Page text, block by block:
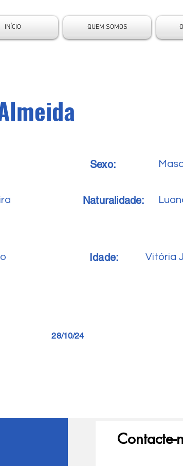
INÍCIO QUEM SOMOS
Sexo:
Naturalidade:
Idade: Vitória
28/10/24
Contacte-